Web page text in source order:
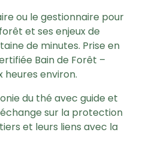
ou le gestionnaire pour
et ses enjeux de
de minutes. Prise en
Bain de Forêt –
heures environ.
du thé avec guide et
sur la protection
et leurs liens avec la